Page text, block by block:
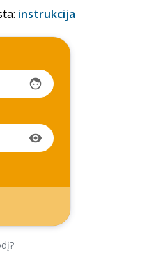
instrukcija
face
visibility